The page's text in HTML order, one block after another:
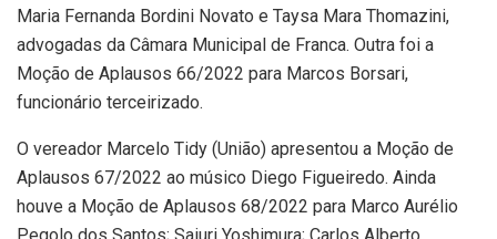
Maria Fernanda Bordini Novato e Taysa Mara Thomazini,
advogadas da Câmara Municipal de Franca. Outra foi a
Moção de Aplausos 66/2022 para Marcos Borsari,
funcionário terceirizado.
O vereador Marcelo Tidy (União) apresentou a Moção de
Aplausos 67/2022 ao músico Diego Figueiredo. Ainda
houve a Moção de Aplausos 68/2022 para Marco Aurélio